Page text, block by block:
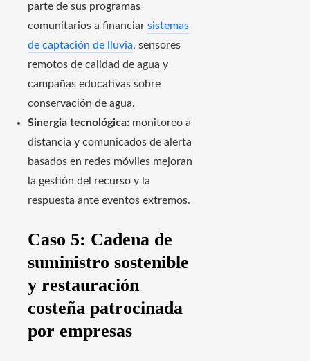
parte de sus programas
comunitarios a financiar sistemas
de captación de lluvia, sensores
remotos de calidad de agua y
campañas educativas sobre
conservación de agua.
Sinergia tecnológica: monitoreo a
distancia y comunicados de alerta
basados en redes móviles mejoran
la gestión del recurso y la
respuesta ante eventos extremos.
Caso 5: Cadena de
suministro sostenible
y restauración
costeña patrocinada
por empresas